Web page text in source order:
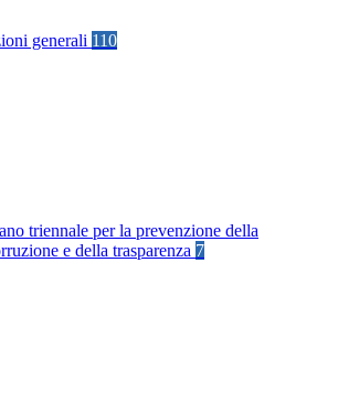
generali 110
triennale per la prevenzione della
e della trasparenza 7